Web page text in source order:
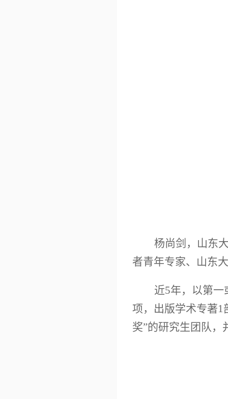
杨尚剑， 山东
者青年专家、山东
近5年，以第一
项，出版学术专著1
奖”的研究生 团队 ，